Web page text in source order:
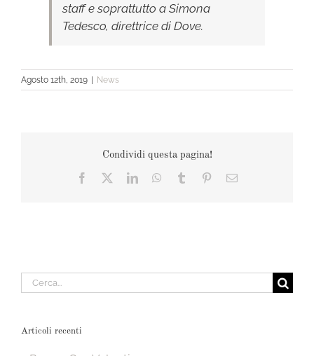
staff e soprattutto a Simona
Tedesco, direttrice di Dove.
Agosto 12th, 2019 | News
Condividi questa pagina!
Facebook LinkedInWhatsApp
Tumblr PinterestEmail
Cerca
Articoli recenti